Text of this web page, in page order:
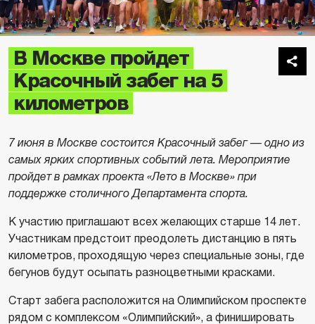
В Москве пройдет
Красочный забег на 5
километров
7 июня в Москве состоится Красочный забег — одно из
самых ярких спортивных событий лета. Мероприятие
пройдет в рамках проекта «Лето в Москве» при
поддержке столичного Департамента спорта.
К участию приглашают всех желающих старше 14 лет.
Участникам предстоит преодолеть дистанцию в пять
километров, проходящую через специальные зоны, где
бегунов будут осыпать разноцветными красками.
Старт забега расположится на Олимпийском проспекте
рядом с комплексом «Олимпийский», а финишировать